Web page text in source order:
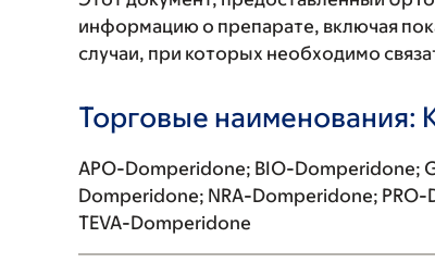
информацию о препарате, включая
случаи, при которых необходимо
Торговые наименования:
APO-Domperidone; BIO-Domperidone;
Domperidone; NRA-Domperidone;
TEVA-Domperidone